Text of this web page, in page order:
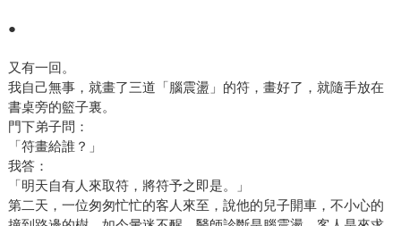
●
又有一回。
我自己無事，就畫了三道「腦震盪」的符，畫好了，就隨手放在
書桌旁的籃子裏。
門下弟子問：
「符畫給誰？」
我答：
「明天自有人來取符，將符予之即是。」
第二天，一位匆匆忙忙的客人來至，說他的兒子開車，不小心的